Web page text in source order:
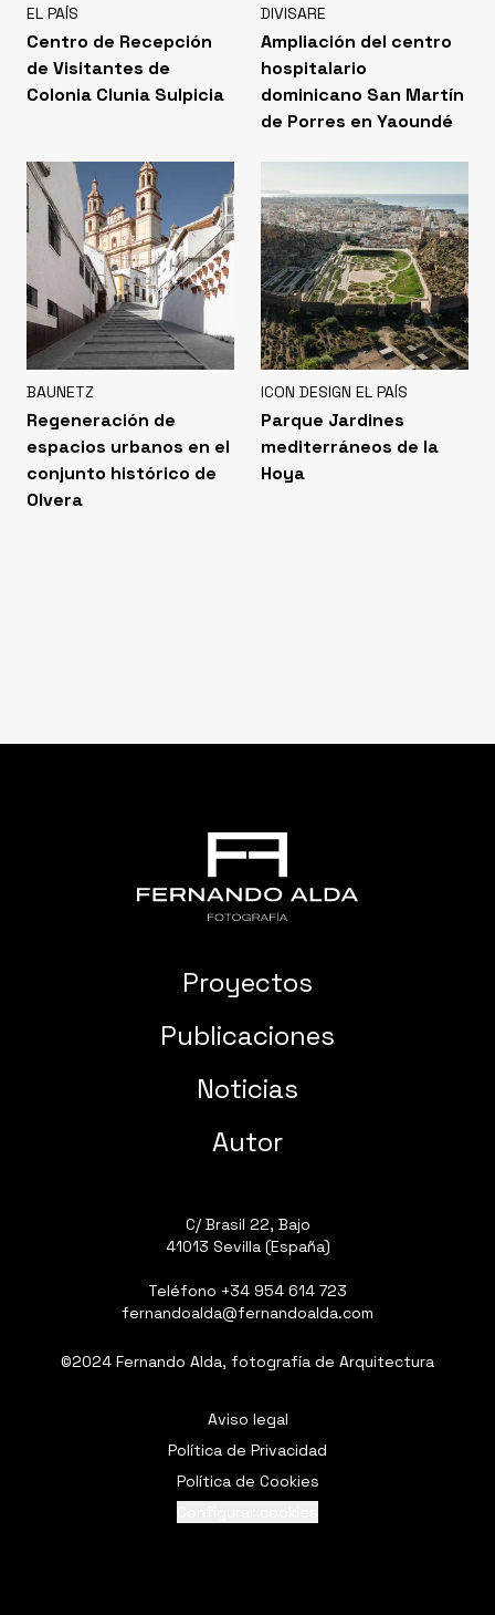
EL PAÍS
Centro de Recepción
de Visitantes de
Colonia Clunia Sulpicia
DIVISARE
Ampliación del centro
hospitalario
dominicano San Martín
de Porres en Yaoundé
BAUNETZ
Regeneración de
espacios urbanos en el
conjunto histórico de
Olvera
ICON DESIGN EL PAÍS
Parque Jardines
mediterráneos de la
Hoya
Proyectos
Publicaciones
Noticias
Autor
C/ Brasil 22, Bajo
41013 Sevilla (España)
Teléfono +34 954 614 723
fernandoalda@fernandoalda.com
©2024 Fernando Alda, fotografía de Arquitectura
Aviso legal
Política de Privacidad
Política de Cookies